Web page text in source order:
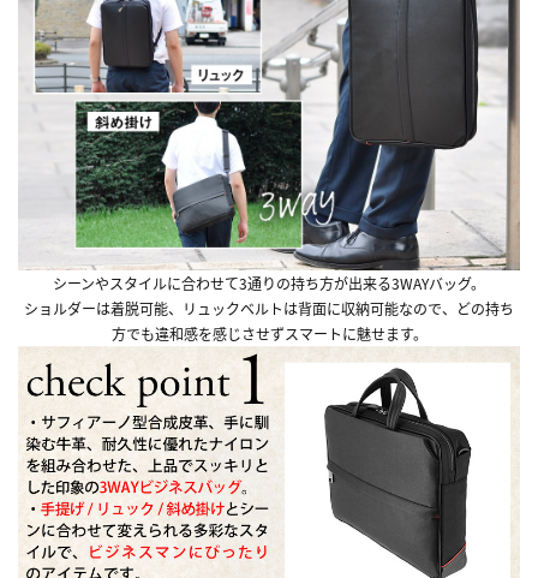
シーンやスタイルに合わせて3通りの持ち方が出来る3WAYバッグ。
ショルダーは着脱可能、リュックベルトは背面に収納可能なので、どの持ち
方でも違和感を感じさせずスマートに魅せます。